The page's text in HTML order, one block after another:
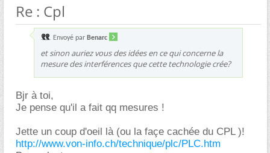
Re : Cpl
Envoyé par Benarc
et sinon auriez vous des idées en ce qui concerne la
mesure des interférences que cette technologie crée?
Bjr à toi,
Je pense qu'il a fait qq mesures !
Jette un coup d'oeil là (ou la façe cachée du CPL )!
http://www.von-info.ch/technique/plc/PLC.htm